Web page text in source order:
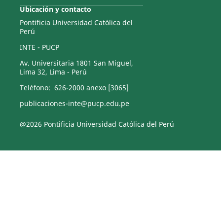
Ubicación y contacto
Pontificia Universidad Católica del
Perú
INTE - PUCP
Av. Universitaria 1801 San Miguel,
Lima 32, Lima - Perú
Teléfono: 626-2000 anexo [3065]
publicaciones-inte@pucp.edu.pe
@2026 Pontificia Universidad Católica del Perú